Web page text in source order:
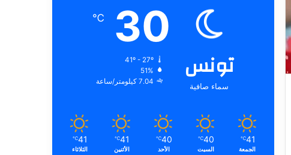
تونس
سماء صافية
30
℃
41º - 27º
51%
7.04 كيلومتر/ساعة
41
℃
الجمعة
40
℃
السبت
40
℃
الأحد
41
℃
الأثنين
41
℃
الثلاثاء